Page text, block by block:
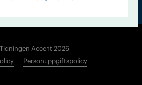
Accent 2026
Personuppgiftspolicy